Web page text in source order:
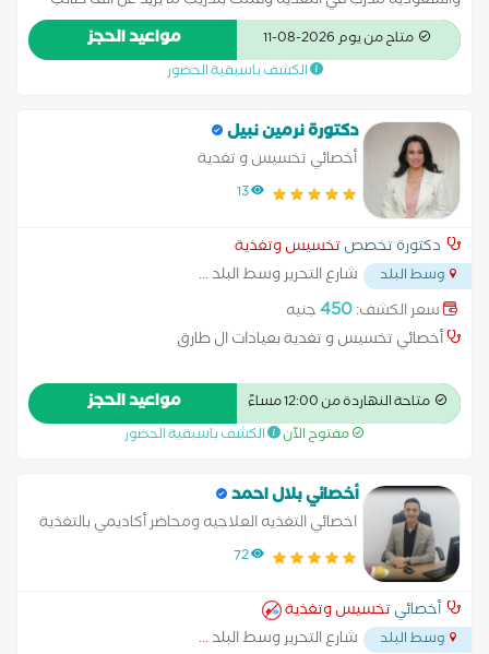
وخريج في مجال التغذيه العلاجيه في مختلف دول الوطن العربي
ومدير شركة نيوتريكو للأغذيه الصحيه
متاح من يوم 2026-08-11 مواعيد الحجز
الكشف باسبقية الحضور
دكتورة نرمين نبيل
أخصائي تخسيس و تغدية
13
دكتورة تخصص تخسيس وتغذية
وسط البلد شارع التحرير وسط البلد...
سعر الكشف:450جنيه
أخصائي تخسيس و تغدية بعيادات ال طارق
متاحة النهاردة من 12:00 مساءً مواعيد الحجز
مفتوح الآن الكشف باسبقية الحضور
أخصائي بلال احمد
اخصائي التغذيه العلاجيه ومحاضر أكاديمي بالتغذية
في مصر والسعوديه
72
أخصائي تخسيس وتغذية
وسط البلد شارع التحرير وسط البلد...